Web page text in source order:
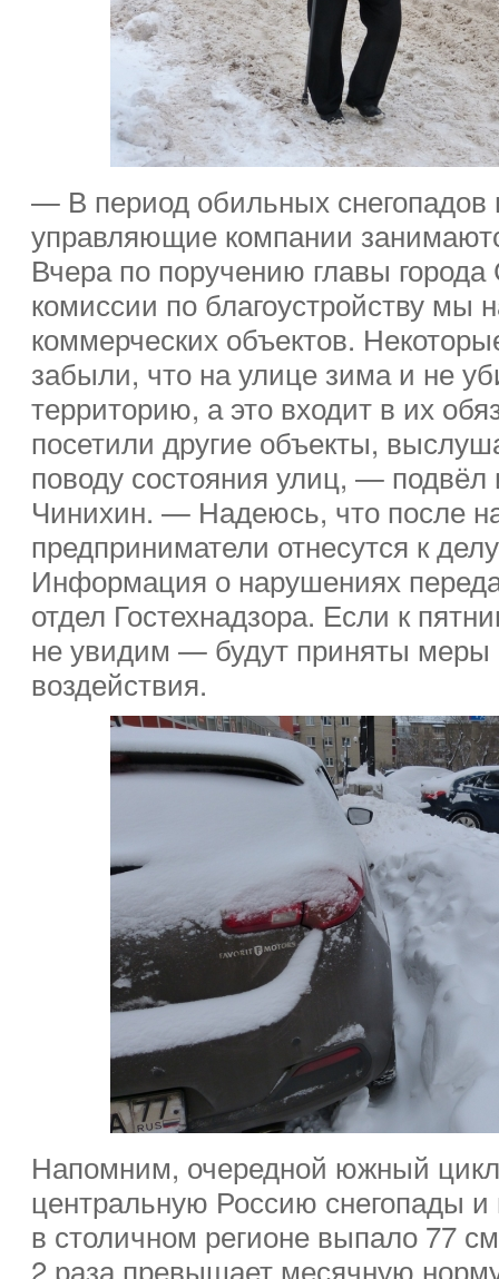
— В период обильных снегопадов
управляющие компании
Вчера по поручению главы
комиссии по благоустройству мы
коммерческих объектов.
забыли, что на улице зима и не
территорию, а это входит в их
посетили другие объекты,
поводу состояния улиц, —
Чинихин. — Надеюсь, что после
предприниматели отнесутся к
Информация о нарушениях
отдел Гостехнадзора. Если к
не увидим — будут приняты меры
воздействия.
Напомним, очередной южный
центральную Россию снегопады
в столичном регионе выпало 77
2 раза превышает месячную